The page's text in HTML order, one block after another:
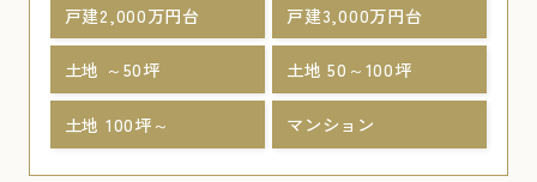
戸建2,000万円台 戸建3,000万円台
土地 ～50坪 土地 50～100坪
土地 100坪～ マンション